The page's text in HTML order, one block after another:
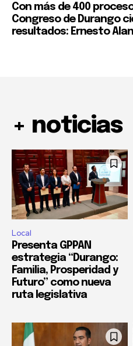
Con más de 400
Congreso de Durango
resultados: Ernesto
+ noticias
Local
Presenta GPPAN
estrategia “Durango:
Familia, Prosperidad y
Futuro” como nueva
ruta legislativa